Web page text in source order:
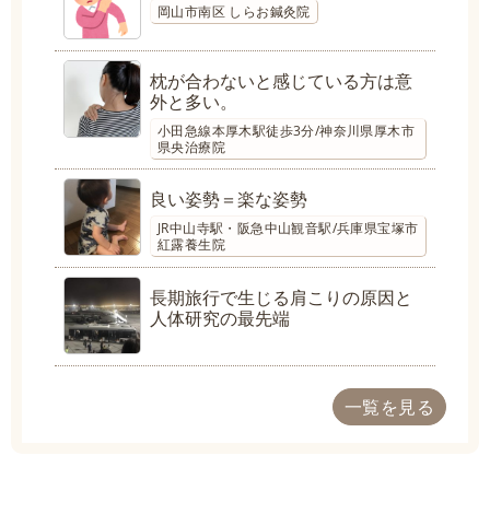
岡山市南区 しらお鍼灸院
枕が合わないと感じている方は意
外と多い。
小田急線本厚木駅徒歩3分/神奈川県厚木市
県央治療院
良い姿勢＝楽な姿勢
JR中山寺駅・阪急中山観音駅/兵庫県宝塚市
紅露養生院
長期旅行で生じる肩こりの原因と
人体研究の最先端
一覧を見る